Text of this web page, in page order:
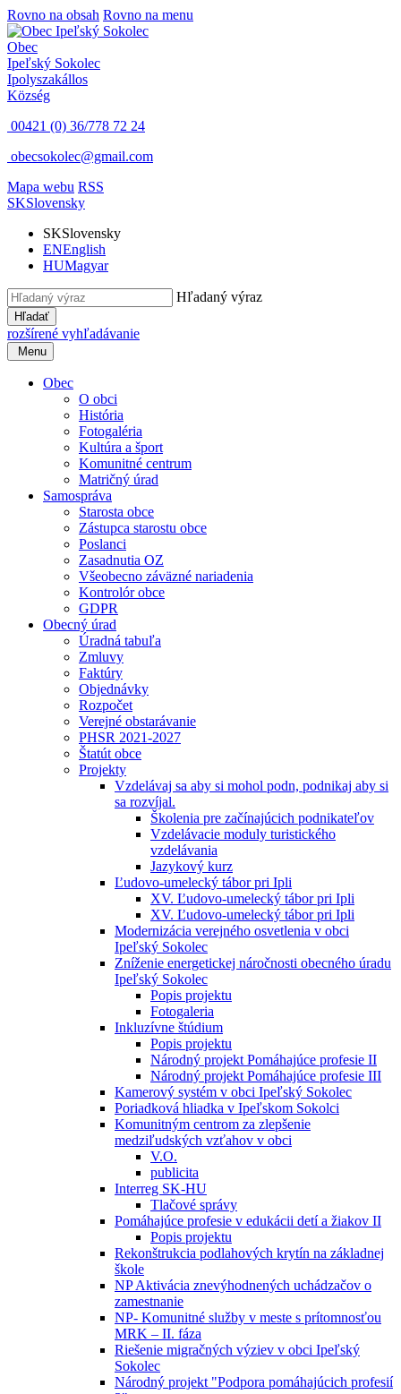
Rovno na obsah Rovno na menu
Obec
Ipeľský Sokolec
Ipolyszakállos
Község
00421 (0) 36/778 72 24
obecsokolec@gmail.com
Mapa webu RSS
SKSlovensky
SKSlovensky
ENEnglish
HUMagyar
Hľadaný výraz
Hľadať
rozšírené vyhľadávanie
Menu
Obec
O obci
História
Fotogaléria
Kultúra a šport
Komunitné centrum
Matričný úrad
Samospráva
Starosta obce
Zástupca starostu obce
Poslanci
Zasadnutia OZ
Všeobecno záväzné nariadenia
Kontrolór obce
GDPR
Obecný úrad
Úradná tabuľa
Zmluvy
Faktúry
Objednávky
Rozpočet
Verejné obstarávanie
PHSR 2021-2027
Štatút obce
Projekty
Vzdelávaj sa aby si mohol podn, podnikaj aby si
sa rozvíjal.
Školenia pre začínajúcich podnikateľov
Vzdelávacie moduly turistického
vzdelávania
Jazykový kurz
Ľudovo-umelecký tábor pri Ipli
XV. Ľudovo-umelecký tábor pri Ipli
XV. Ľudovo-umelecký tábor pri Ipli
Modernizácia verejného osvetlenia v obci
Ipeľský Sokolec
Zníženie energetickej náročnosti obecného úradu
Ipeľský Sokolec
Popis projektu
Fotogaleria
Inkluzívne štúdium
Popis projektu
Národný projekt Pomáhajúce profesie II
Národný projekt Pomáhajúce profesie III
Kamerový systém v obci Ipeľský Sokolec
Poriadková hliadka v Ipeľskom Sokolci
Komunitným centrom za zlepšenie
medziľudských vzťahov v obci
V.O.
publicita
Interreg SK-HU
Tlačové správy
Pomáhajúce profesie v edukácii detí a žiakov II
Popis projektu
Rekonštrukcia podlahových krytín na základnej
škole
NP Aktivácia znevýhodnených uchádzačov o
zamestnanie
NP- Komunitné služby v meste s prítomnosťou
MRK – II. fáza
Riešenie migračných výziev v obci Ipeľský
Sokolec
Národný projekt "Podpora pomáhajúcich profesií